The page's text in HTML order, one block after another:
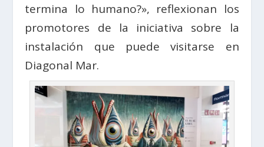
termina lo humano?», reflexionan los
promotores de la iniciativa sobre la
instalación que puede visitarse en
Diagonal Mar.